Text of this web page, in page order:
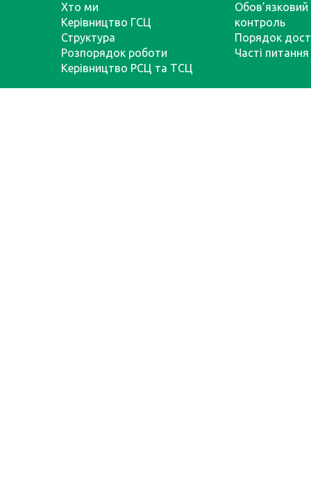
Хто ми
Керівництво ГСЦ
Структура
Розпорядок роботи
Керівництво РСЦ та ТСЦ
Обов’язковий
контроль
Порядок
Часті питання